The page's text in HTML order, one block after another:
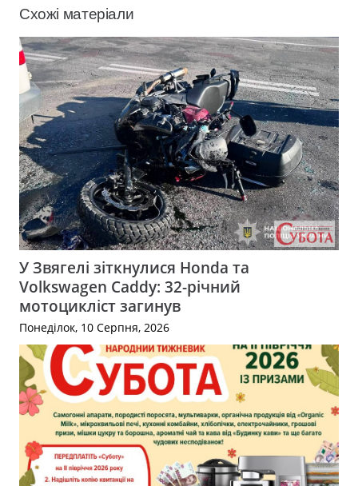
Схожі матеріали
У Звягелі зіткнулися Honda та
Volkswagen Caddy: 32-річний
мотоцикліст загинув
Понеділок, 10 Серпня, 2026